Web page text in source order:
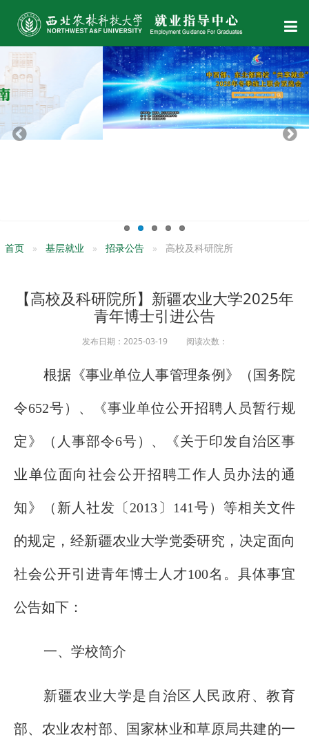
首页 基层就业 招录公告 高校及科研院所
【高校及科研院所】新疆农业大学2025年
青年博士引进公告
发布日期：2025-03-19 阅读次数：
根据《事业单位人事管理条例》（国务院
令652号）、《事业单位公开招聘人员暂行规
定》（人事部令6号）、《关于印发自治区事
业单位面向社会公开招聘工作人员办法的通
知》（新人社发〔2013〕141号）等相关文件
的规定，经新疆农业大学党委研究，决定面向
社会公开引进青年博士人才100名。具体事宜
公告如下：
一、学校简介
新疆农业大学是自治区人民政府、教育
部、农业农村部、国家林业和草原局共建的一